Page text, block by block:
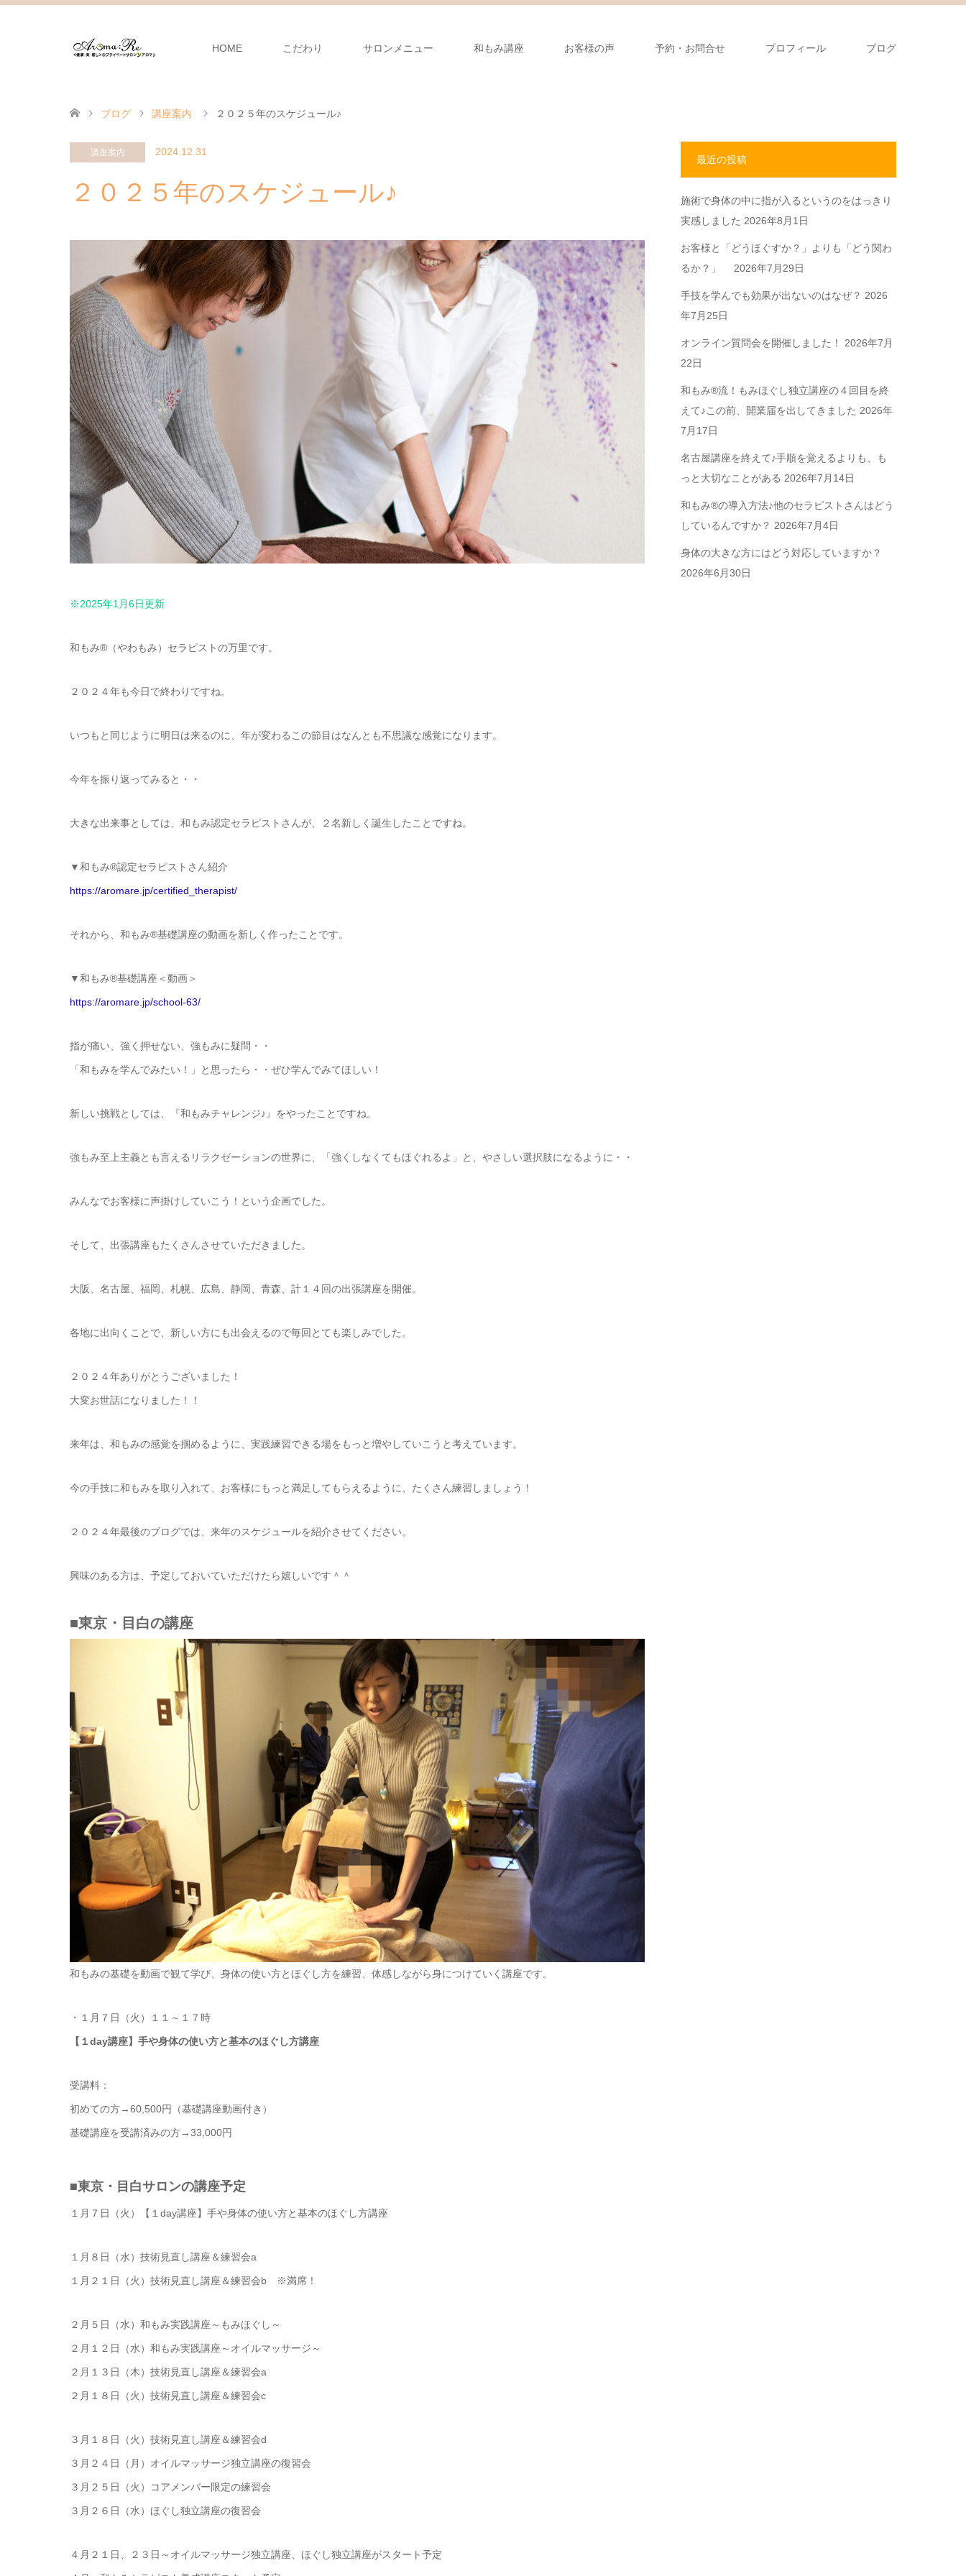
HOME こだわり サロンメニュー 和もみ講座 お客様の声 予約・お問合せ プロフィール ブログ
ブログ 講座案内 ２０２５年のスケジュール♪
講座案内 2024.12.31
２０２５年のスケジュール♪
※2025年1月6日更新
和もみ®（やわもみ）セラピストの万里です。
２０２４年も今日で終わりですね。
いつもと同じように明日は来るのに、年が変わるこの節目はなんとも不思議な感覚になります。
今年を振り返ってみると・・
大きな出来事としては、和もみ認定セラピストさんが、２名新しく誕生したことですね。
▼和もみ®認定セラピストさん紹介
https://aromare.jp/certified_therapist/
それから、和もみ®基礎講座の動画を新しく作ったことです。
▼和もみ®基礎講座＜動画＞
https://aromare.jp/school-63/
指が痛い、強く押せない、強もみに疑問・・
「和もみを学んでみたい！」と思ったら・・ぜひ学んでみてほしい！
新しい挑戦としては、『和もみチャレンジ♪』をやったことですね。
強もみ至上主義とも言えるリラクゼーションの世界に、「強くしなくてもほぐれるよ」と、やさしい選択肢になるように・・
みんなでお客様に声掛けしていこう！という企画でした。
そして、出張講座もたくさんさせていただきました。
大阪、名古屋、福岡、札幌、広島、静岡、青森、計１４回の出張講座を開催。
各地に出向くことで、新しい方にも出会えるので毎回とても楽しみでした。
２０２４年ありがとうございました！
大変お世話になりました！！
来年は、和もみの感覚を掴めるように、実践練習できる場をもっと増やしていこうと考えています。
今の手技に和もみを取り入れて、お客様にもっと満足してもらえるように、たくさん練習しましょう！
２０２４年最後のブログでは、来年のスケジュールを紹介させてください。
興味のある方は、予定しておいていただけたら嬉しいです＾＾
■東京・目白の講座
和もみの基礎を動画で観て学び、身体の使い方とほぐし方を練習、体感しながら身につけていく講座です。
・１月７日（火）１１～１７時
【１day講座】手や身体の使い方と基本のほぐし方講座
受講料：
初めての方→60,500円（基礎講座動画付き）
基礎講座を受講済みの方→33,000円
■東京・目白サロンの講座予定
１月７日（火）【１day講座】手や身体の使い方と基本のほぐし方講座
１月８日（水）技術見直し講座＆練習会a
１月２１日（火）技術見直し講座＆練習会b ※満席！
２月５日（水）和もみ実践講座～もみほぐし～
２月１２日（水）和もみ実践講座～オイルマッサージ～
２月１３日（木）技術見直し講座＆練習会a
２月１８日（火）技術見直し講座＆練習会c
３月１８日（火）技術見直し講座＆練習会d
３月２４日（月）オイルマッサージ独立講座の復習会
３月２５日（火）コアメンバー限定の練習会
３月２６日（水）ほぐし独立講座の復習会
４月２１日、２３日～オイルマッサージ独立講座、ほぐし独立講座がスタート予定
最近の投稿
施術で身体の中に指が入るというのをはっきり
実感しました 2026年8月1日
お客様と「どうほぐすか？」よりも「どう関わ
るか？」
2026年7月29日
手技を学んでも効果が出ないのはなぜ？ 2026
年7月25日
オンライン質問会を開催しました！
2026年7月
22日
和もみ®流！もみほぐし独立講座の４回目を終
えて♪この前、開業届を出してきました 2026年
7月17日
名古屋講座を終えて♪手順を覚えるよりも、も
っと大切なことがある 2026年7月14日
和もみ®の導入方法♪他のセラピストさんはどう
しているんですか？ 2026年7月4日
身体の大きな方にはどう対応していますか？
2026年6月30日